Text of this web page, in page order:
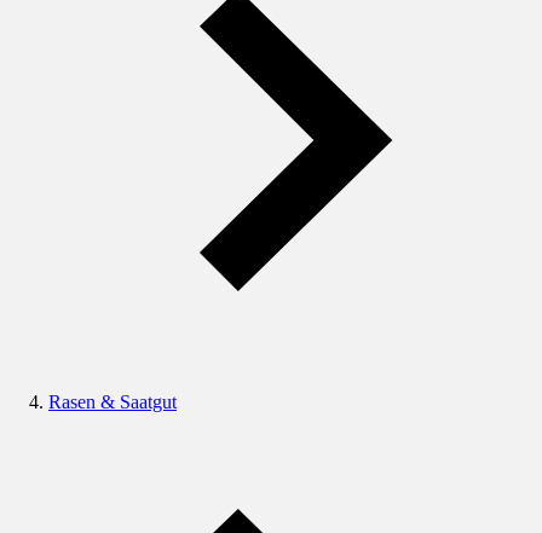
Rasen & Saatgut